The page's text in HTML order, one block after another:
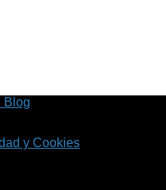
Blog
y Cookies